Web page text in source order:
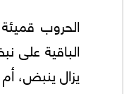
الحروب
الباقية على
يزال ينبض،